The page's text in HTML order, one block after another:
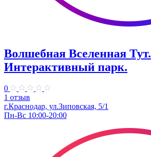
Волшебная Вселенная Тут.
Интерактивный парк.
0
1 отзыв
г.Краснодар, ул.Зиповская, 5/1
Пн-Вс 10:00-20:00